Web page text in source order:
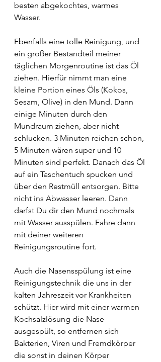
besten abgekochtes, warmes
Wasser.
Ebenfalls eine tolle Reinigung, und
ein großer Bestandteil meiner
täglichen Morgenroutine ist das Öl
ziehen. Hierfür nimmt man eine
kleine Portion eines Öls (Kokos,
Sesam, Olive) in den Mund. Dann
einige Minuten durch den
Mundraum ziehen, aber nicht
schlucken. 3 Minuten reichen schon,
5 Minuten wären super und 10
Minuten sind perfekt. Danach das Öl
auf ein Taschentuch spucken und
über den Restmüll entsorgen. Bitte
nicht ins Abwasser leeren. Dann
darfst Du dir den Mund nochmals
mit Wasser ausspülen. Fahre dann
mit deiner weiteren
Reinigungsroutine fort.
Auch die Nasensspülung ist eine
Reinigungstechnik die uns in der
kalten Jahreszeit vor Krankheiten
schützt. Hier wird mit einer warmen
Kochsalzlösung die Nase
ausgespült, so entfernen sich
Bakterien, Viren und Fremdkörper
die sonst in deinen Körper